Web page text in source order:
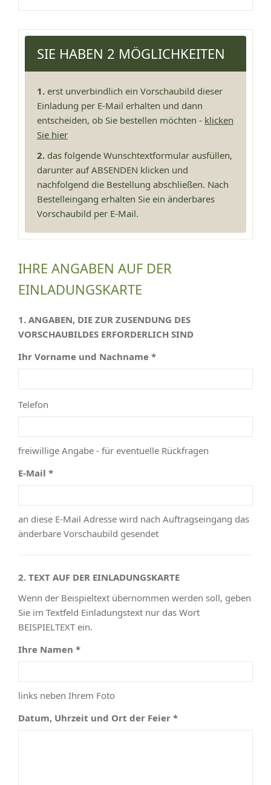
SIE HABEN 2 MÖGLICHKEITEN
1. erst unverbindlich ein Vorschaubild dieser
Einladung per E-Mail erhalten und dann
entscheiden, ob Sie bestellen möchten - klicken
Sie hier
2. das folgende Wunschtextformular ausfüllen,
darunter auf ABSENDEN klicken und
nachfolgend die Bestellung abschließen. Nach
Bestelleingang erhalten Sie ein änderbares
Vorschaubild per E-Mail.
IHRE ANGABEN AUF DER
EINLADUNGSKARTE
1. ANGABEN, DIE ZUR ZUSENDUNG DES
VORSCHAUBILDES ERFORDERLICH SIND
Ihr Vorname und Nachname *
Telefon
freiwillige Angabe - für eventuelle Rückfragen
E-Mail *
an diese E-Mail Adresse wird nach Auftragseingang das
änderbare Vorschaubild gesendet
2. TEXT AUF DER EINLADUNGSKARTE
Wenn der Beispieltext übernommen werden soll, geben
Sie im Textfeld Einladungstext nur das Wort
BEISPIELTEXT ein.
Ihre Namen *
links neben Ihrem Foto
Datum, Uhrzeit und Ort der Feier *